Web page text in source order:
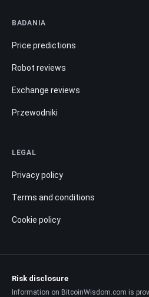
BADANIA
Price predictions
Robot reviews
Exchange reviews
Przewodniki
LEGAL
Privacy policy
Terms and conditions
Cookie policy
Risk disclosure
Information on BitcoinWisdom.com is